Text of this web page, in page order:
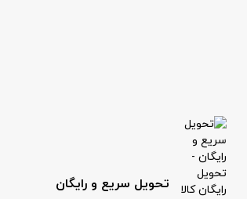
تحویل سریع و رایگان